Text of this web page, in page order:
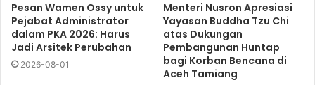
Pesan Wamen Ossy untuk
Pejabat Administrator
dalam PKA 2026: Harus
Jadi Arsitek Perubahan
2026-08-01
Menteri Nusron Apresiasi
Yayasan Buddha Tzu Chi
atas Dukungan
Pembangunan Huntap
bagi Korban Bencana di
Aceh Tamiang